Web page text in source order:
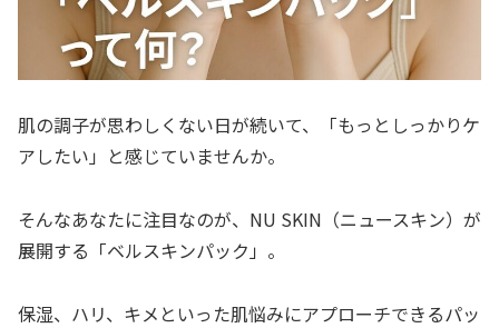
肌の調子が思わしくない日が続いて、「もっとしっかりケ
アしたい」と感じていませんか。
そんなあなたに注目なのが、NU SKIN（ニュースキン）が
展開する「ベルスキンパック」。
保湿、ハリ、キメといった肌悩みにアプローチできるパッ